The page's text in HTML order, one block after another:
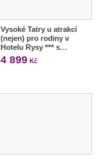
Vysoké Tatry u atrakcí
(nejen) pro rodiny v
Hotelu Rysy *** s…
4 899 Kč